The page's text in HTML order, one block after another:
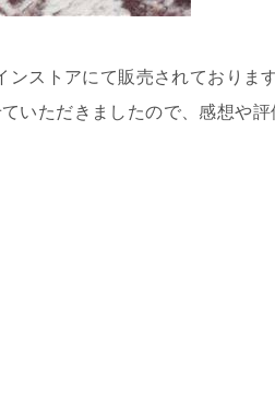
ンストアにて販売されておりま
いただきましたので、感想や評